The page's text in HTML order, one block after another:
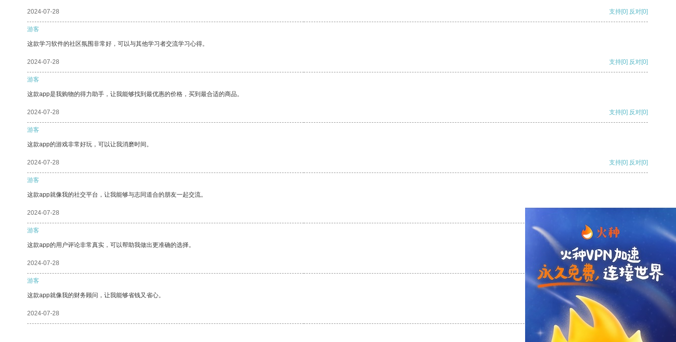
2024-07-28 支持[0] 反对[0]
游客
这款学习软件的社区氛围非常好，可以与其他学习者交流学习心得。
2024-07-28 支持[0] 反对[0]
游客
这款app是我购物的得力助手，让我能够找到最优惠的价格，买到最合适的商品。
2024-07-28 支持[0] 反对[0]
游客
这款app的游戏非常好玩，可以让我消磨时间。
2024-07-28 支持[0] 反对[0]
游客
这款app就像我的社交平台，让我能够与志同道合的朋友一起交流。
2024-07-28
游客
这款app的用户评论非常真实，可以帮助我做出更准确的选择。
2024-07-28 支持 [0] 反对 [0]
游客
这款app就像我的财务顾问，让我能够省钱又省心。
2024-07-28 支持